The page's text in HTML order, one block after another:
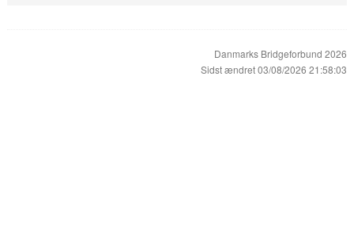
Danmarks Bridgeforbund 2026
Sidst ændret 03/08/2026 21:58:03